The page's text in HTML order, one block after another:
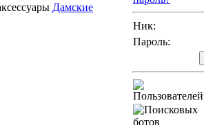
Дамские
Ник:
Пароль: